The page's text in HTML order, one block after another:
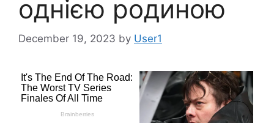
однією родиною
December 19, 2023 by User1